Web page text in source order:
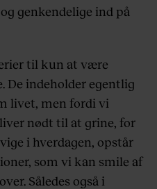
genkendelige ind på
til kun at være
indeholder egentlig
livet, men fordi vi
nødt til at grine, for
i hverdagen, opstår
som vi kan smile af
Således også i